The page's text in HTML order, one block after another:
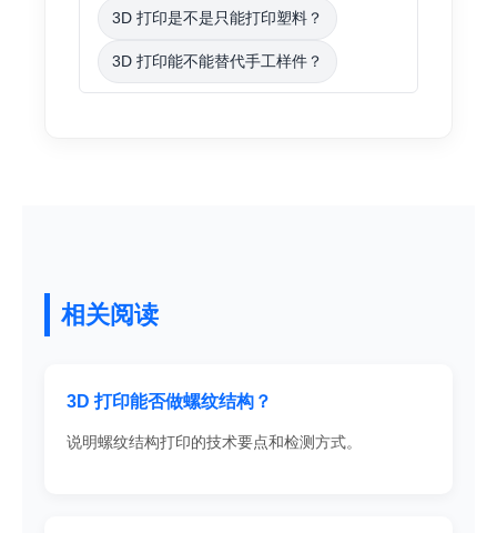
3D 打印是不是只能打印塑料？
3D 打印能不能替代手工样件？
相关阅读
3D 打印能否做螺纹结构？
说明螺纹结构打印的技术要点和检测方式。